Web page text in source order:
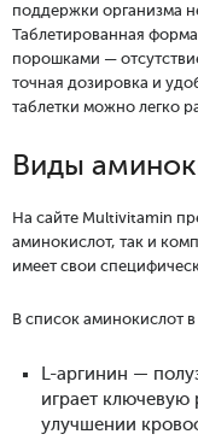
поддержки организма
Таблетированная
порошками —
точная дозировка и
таблетки можно легко
Виды
На сайте Multivitamin
аминокислот, так и
имеет свои
В список аминокислот в
L-аргинин —
играет ключевую
улучшении